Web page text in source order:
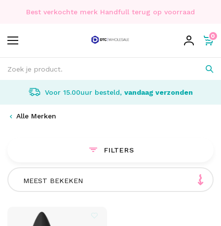
Best verkochte merk Handfull terug op voorraad
0
Voor 15.00uur besteld, vandaag verzonden
Alle Merken
FILTERS
MEEST BEKEKEN